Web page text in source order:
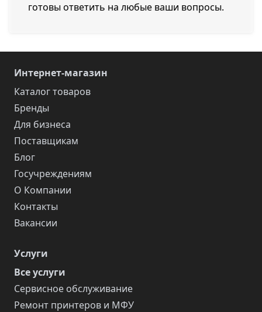
готовы ответить на любые ваши вопросы.
Интернет-магазин
Каталог товаров
Бренды
Для бизнеса
Поставщикам
Блог
Госучреждениям
О Компании
Контакты
Вакансии
Услуги
Все услуги
Сервисное обслуживание
Ремонт принтеров и МФУ